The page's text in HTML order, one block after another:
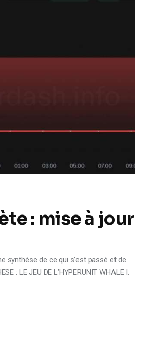
: mise à jour
synthèse de ce qui s’est passé et de
: LE JEU DE L’HYPERUNIT WHALE I.